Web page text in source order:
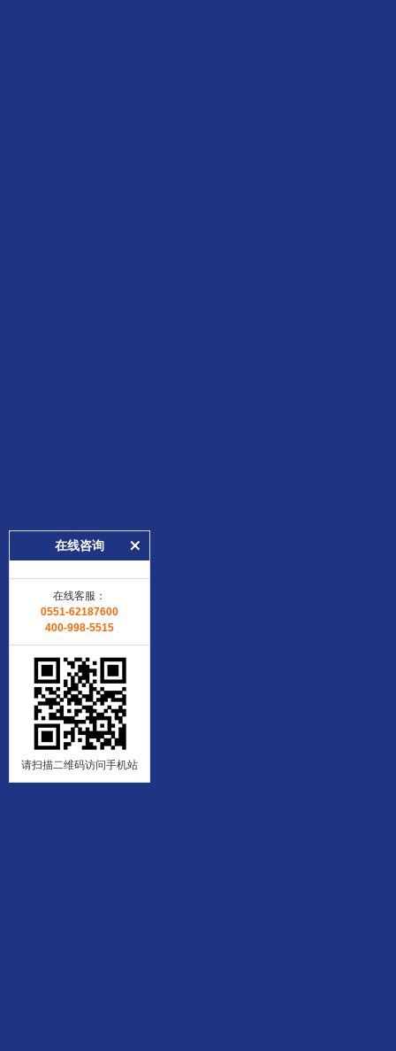
在线咨询
在线客服：
0551-62187600
400-998-5515
请扫描二维码访问手机站